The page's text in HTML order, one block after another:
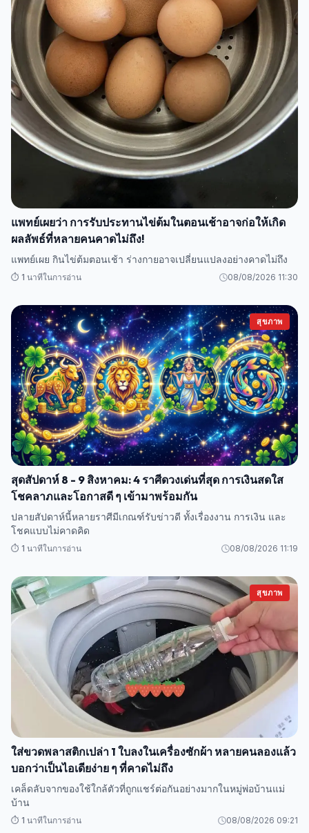
แพทย์เผยว่า การรับประทานไข่ต้มในตอนเช้าอาจก่อให้เกิด
ผลลัพธ์ที่หลายคนคาดไม่ถึง!
แพทย์เผย กินไข่ต้มตอนเช้า ร่างกายอาจเปลี่ยนแปลงอย่างคาดไม่ถึง
⏱️ 1 นาทีในการอ่าน 08/08/2026 11:30
สุขภาพ
สุดสัปดาห์ 8 - 9 สิงหาคม: 4 ราศีดวงเด่นที่สุด การเงินสดใส
โชคลาภและโอกาสดี ๆ เข้ามาพร้อมกัน
ปลายสัปดาห์นี้หลายราศีมีเกณฑ์รับข่าวดี ทั้งเรื่องงาน การเงิน และ
โชคแบบไม่คาดคิด
⏱️ 1 นาทีในการอ่าน 08/08/2026 11:19
สุขภาพ
ใส่ขวดพลาสติกเปล่า 1 ใบลงในเครื่องซักผ้า หลายคนลองแล้ว
บอกว่าเป็นไอเดียง่าย ๆ ที่คาดไม่ถึง
เคล็ดลับจากของใช้ใกล้ตัวที่ถูกแชร์ต่อกันอย่างมากในหมู่พ่อบ้านแม่
บ้าน
⏱️ 1 นาทีในการอ่าน 08/08/2026 09:21